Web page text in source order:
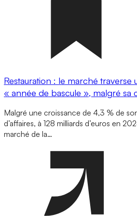
Restauration : le marché traverse
« année de bascule », malgré sa
Malgré une croissance de 4,3 % de
d’affaires, à 128 milliards d’euros en
marché de la…